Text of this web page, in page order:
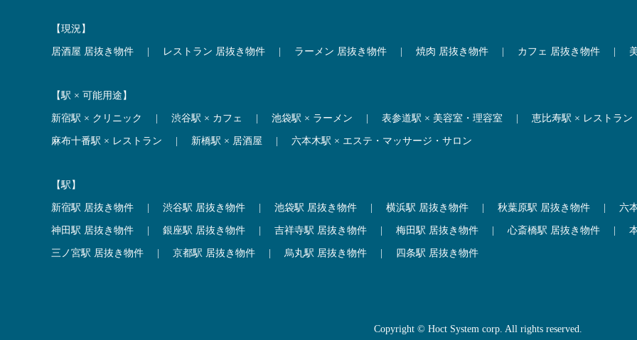
【現況】
居酒屋 居抜き物件 レストラン 居抜き物件 ラーメン 居抜き物件 焼肉 居抜き物件 カフェ 居抜き物件
【駅 × 可能用途】
新宿駅 × クリニック 渋谷駅 × カフェ 池袋駅 × ラーメン 表参道駅 × 美容室・理容室 恵比寿駅 × レストラン
麻布十番駅 × レストラン 新橋駅 × 居酒屋 六本木駅 × エステ・マッサージ・サロン
【駅】
新宿駅 居抜き物件 渋谷駅 居抜き物件 池袋駅 居抜き物件 横浜駅 居抜き物件 秋葉原駅 居抜き物件 六
神田駅 居抜き物件 銀座駅 居抜き物件 吉祥寺駅 居抜き物件 梅田駅 居抜き物件 心斎橋駅 居抜き物件
三ノ宮駅 居抜き物件 京都駅 居抜き物件 烏丸駅 居抜き物件 四条駅 居抜き物件
Copyright © Hoct System corp. All rights reserved.